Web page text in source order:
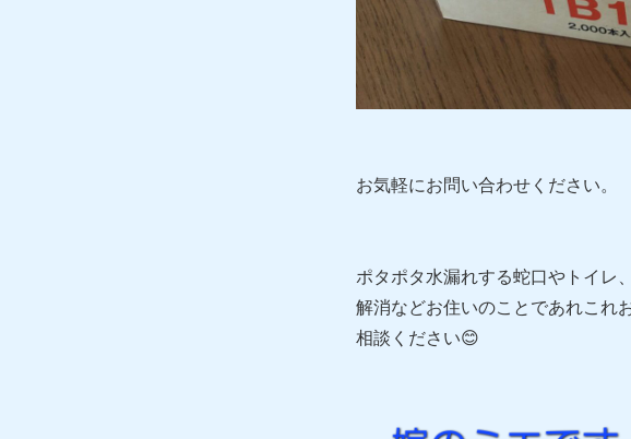
お気軽にお問い合わせください。
ポタポタ水漏れする蛇口やトイレ
解消などお住いのことであれこれ
相談ください😊